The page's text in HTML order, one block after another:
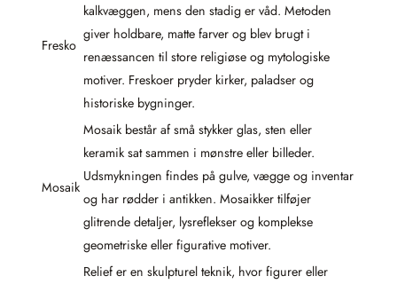
Fresko
kalkvæggen, mens den stadig er våd. Metoden
giver holdbare, matte farver og blev brugt i
renæssancen til store religiøse og mytologiske
motiver. Freskoer pryder kirker, paladser og
historiske bygninger.
Mosaik
Mosaik består af små stykker glas, sten eller
keramik sat sammen i mønstre eller billeder.
Udsmykningen findes på gulve, vægge og inventar
og har rødder i antikken. Mosaikker tilføjer
glitrende detaljer, lysreflekser og komplekse
geometriske eller figurative motiver.
Relief er en skulpturel teknik, hvor figurer eller